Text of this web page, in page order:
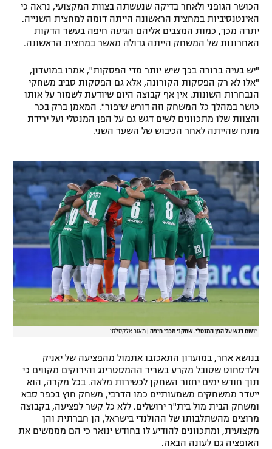
רשיון להקרנה פומבית לבית עסק
הצטרפות לחבילת הערוצים
לוח דרושים – ג'ובנט
תגיות
המגזין
הכושר הגופני ולאחר בדיקה שנעשתה בצוות המקצועי, נראה כי
האינטנסיביות במחצית הראשונה הייתה דומה למחצית השנייה.
יתרה מכך, כמות המצבים אליהם הגיעה חיפה בעשר הדקות
האחרונות של המשחק הייתה גדולה מאשר במחצית הראשונה.
"יש בעיה ברורה בכך שיש יותר מדי הפסקות", אמרו במועדון,
"אלו לא רק הפסקות הקורונה, אלא גם הפסקות סביב משחקי
הנבחרות השונות. אין אף קבוצה היום שיודעת לשמור על אותו
כושר במהלך כל המשחק וזה דורש שיפור". המאמן ברק בכר
והצוות שלו מתכוונים לשים דגש גם על הפן המנטלי ועל ירידת
מתח שהייתה לאחר הכיבוש של השער השני.
יושם דגש על הפן המנטלי. שחקני מכבי חיפה מאור אלקסלסי
בנושא אחר, במועדון התאכזבו אתמול מהפציעה של יאניק
וילדסחוט שסובל מקרע בשריר ההמסטרינג והירוקים מקווים כי
תוך חודש ימים יחזור השחקן לכשירות מלאה. בכל מקרה, הוא
ייעדר ממשחקים משמעותיים כמו הדרבי, משחק חוץ בכפר סבא
ומשחק הבית מול בית"ר ירושלים. ללא כל קשר לפציעה, בקבוצה
מרוצים מהשתלבותו של ההולנדי בישראל, הן חברתית והן
מקצועית, ומתכוונים להודיע לו בחודש ינואר כי הם מממשים את
האופציה גם לעונה הבאה.